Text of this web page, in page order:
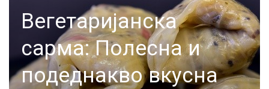
Вегетаријанска
сарма: Полесна и
подеднакво вкусна